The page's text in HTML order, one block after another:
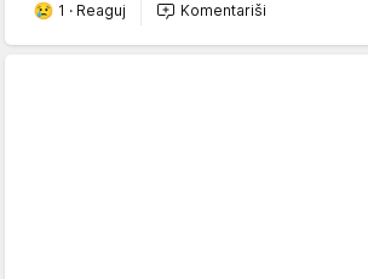
1 · Reaguj Komentariši